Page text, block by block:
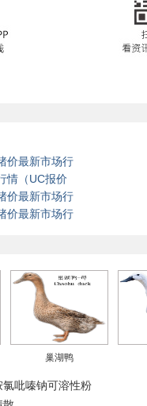
价最新市场行
情（UC报价
价最新市场行
价最新市场行
巢湖鸭
氯吡嗪钠可溶性粉